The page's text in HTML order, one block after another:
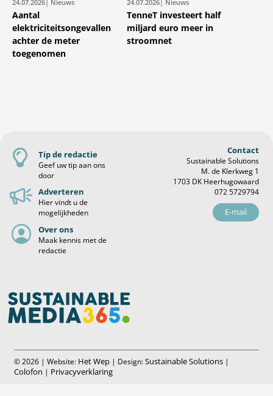
24.07.2026| Nieuws
Aantal
elektriciteitsongevallen
achter de meter
toegenomen
24.07.2026| Nieuws
TenneT investeert half
miljard euro meer in
stroomnet
Tip de redactie
Geef uw tip aan ons
door
Adverteren
Hier vindt u de
mogelijkheden
Over ons
Maak kennis met de
redactie
Contact
Sustainable Solutions
M. de Klerkweg 1
1703 DK Heerhugowaard
072 5729794
E-mail
© 2026 | Website: Het Wep | Design:Sustainable Solutions |
Colofon | Privacyverklaring